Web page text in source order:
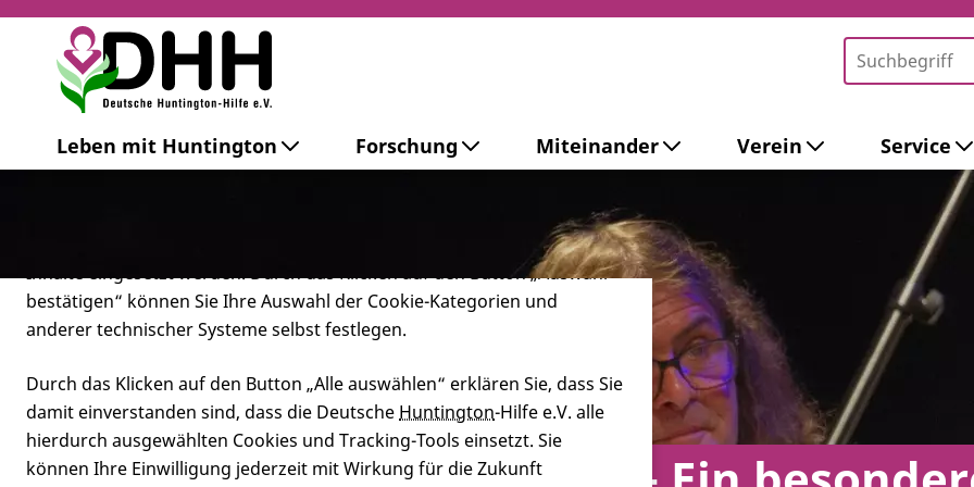
Leben mit Huntington Forschung Miteinander Verein Service
Cookie-Einstellungen
Diese Webseite setzt verschiedene Cookies und Tracking-Tools ein. Dies
technisch notwendig sind, die zu statistischen Zwecken sowie zur
besseren Bedienbarkeit der Webseite und zur Anzeige personalisierter
Inhalte eingesetzt werden. Durch das Klicken auf den Button „Auswahl
bestätigen“ können Sie Ihre Auswahl der Cookie-Kategorien und
anderer technischer Systeme selbst festlegen.
Durch das Klicken auf den Button „Alle auswählen“ erklären Sie, dass Sie
damit einverstanden sind, dass die DeutscheHuntington-Hilfe e.V. alle
hierdurch ausgewählten Cookies und Tracking-Tools einsetzt. Sie
können Ihre Einwilligung jederzeit mit Wirkung für die Zukunft